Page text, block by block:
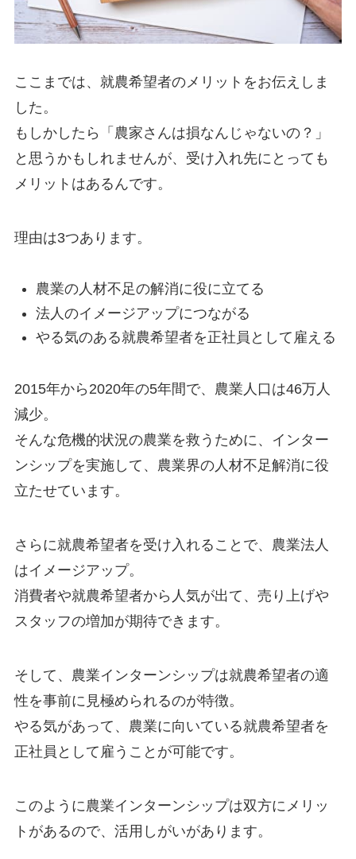
ここまでは、就農希望者のメリットをお伝えしま
した。
もしかしたら「農家さんは損なんじゃないの？」
と思うかもしれませんが、 受け入れ先にとっても
メリットはある んです。
理由は3つあります。
農業の人材不足の解消に役に立てる
法人のイメージアップにつながる
やる気のある就農希望者を正社員として雇える
2015年から2020年の5年間で、農業人口は46万人
減少。
そんな危機的状況の農業を救うために、インター
ンシップを実施して、 農業界の人材不足解消に役
立たせています。
さらに就農希望者を受け入れることで、
農業法人
はイメージアップ。
消費者や就農希望者から人気が出て、 売り上げや
スタッフの増加が期待できます。
そして、農業インターンシップは就農希望者の適
性を事前に見極められるのが特徴。
やる気があって、農業に向いている就農希望者を
正社員として雇うことが可能です。
このように農業インターンシップは双方にメリッ
トがあるので、活用しがいがあります。